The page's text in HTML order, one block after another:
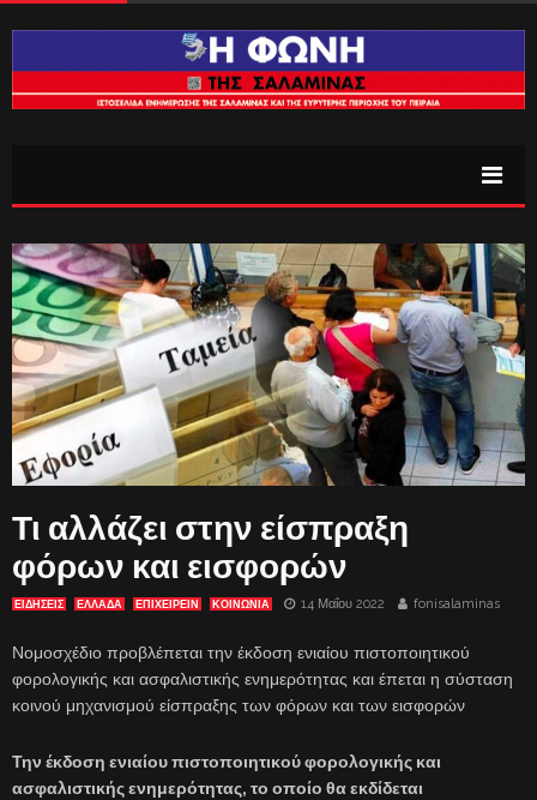
Τι αλλάζει στην είσπραξη
φόρων και εισφορών
ΕΙΔΗΣΕΙΣ ΕΛΛΑΔΑ ΕΠΙΧΕΙΡΕΙΝ ΚΟΙΝΩΝΙΑ 14 Μαΐου 2022 fonisalaminas
Νομοσχέδιο προβλέπεται την έκδοση ενιαίου πιστοποιητικού
φορολογικής και ασφαλιστικής ενημερότητας και έπεται η σύσταση
κοινού μηχανισμού είσπραξης των φόρων και των εισφορών
Την έκδοση ενιαίου πιστοποιητικού φορολογικής και
ασφαλιστικής ενημερότητας, το οποίο θα εκδίδεται